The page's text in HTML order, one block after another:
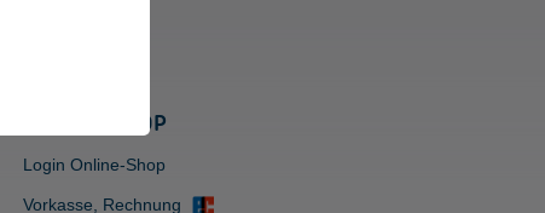
ONLINE-SHOP
Login Online-Shop
Vorkasse, Rechnung